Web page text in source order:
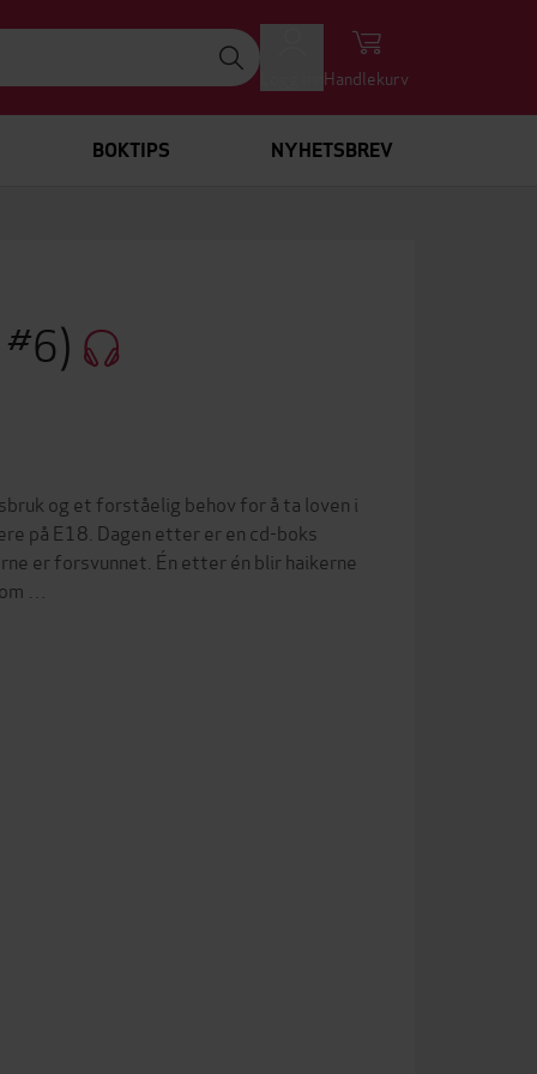
Handlekurv
BOKTIPS NYHETSBREV
og et forståelig behov for å ta loven i
på E18. Dagen etter er en cd-boks
er forsvunnet. Én etter én blir haikerne
…